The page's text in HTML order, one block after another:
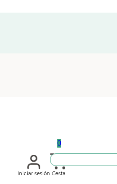
Iniciar sesión
0
Cesta